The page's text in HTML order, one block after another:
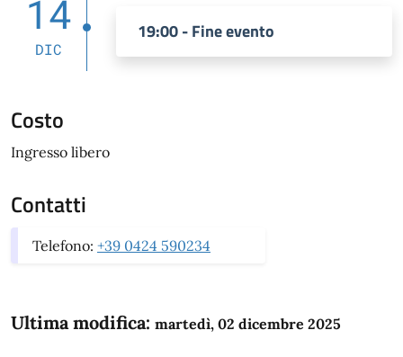
14
DIC
19:00 - Fine evento
Costo
Ingresso libero
Contatti
Telefono: +39 0424 590234
Ultima modifica: martedì, 02 dicembre 2025